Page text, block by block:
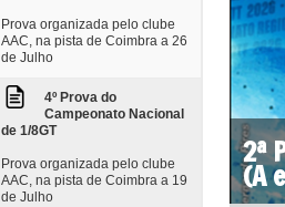
Prova organizada pelo clube
AAC, na pista de Coimbra a 26
de Julho
4º Prova do
Campeonato Nacional
de 1/8GT
Prova organizada pelo clube
AAC, na pista de Coimbra a 19
de Julho
2ª
(A